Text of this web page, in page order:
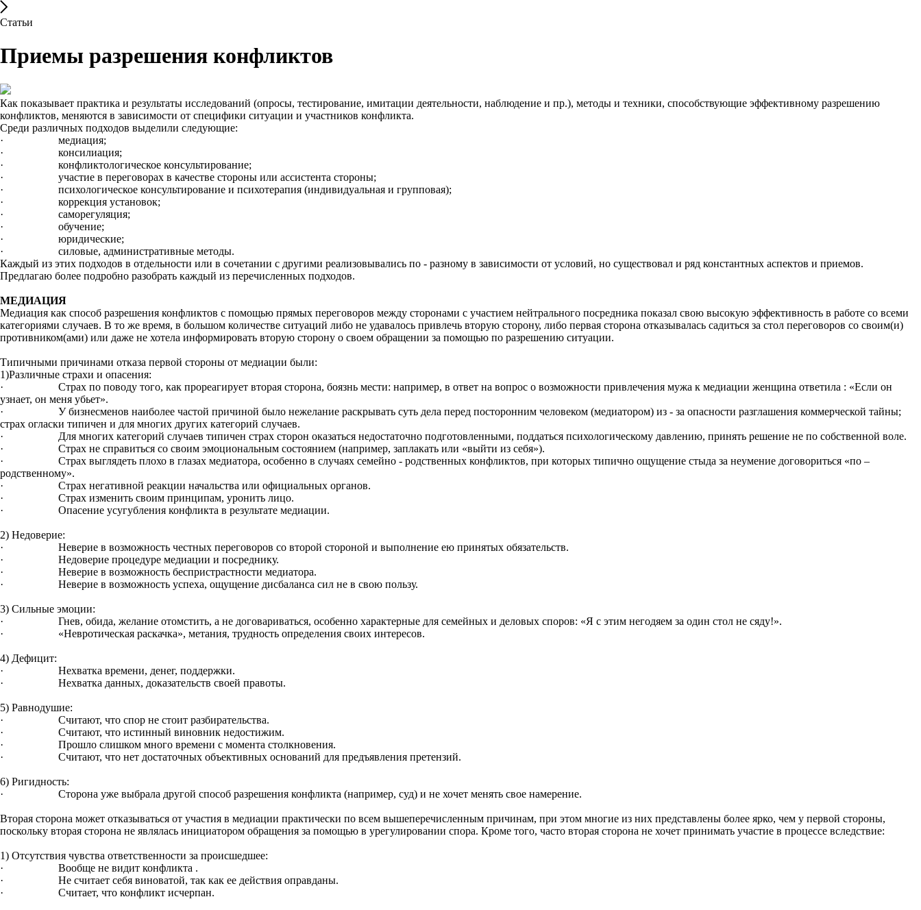
Статьи
Приемы разрешения конфликтов
Как показывает практика и результаты исследований (опросы, тестирование, имитации деятельности, наблюдение и пр.), методы и техники, способствующие эффективному разрешению
конфликтов, меняются в зависимости от специфики ситуации и участников конфликта.
Среди различных подходов выделили следующие:
· медиация;
· консилиация;
· конфликтологическое консультирование;
· участие в переговорах в качестве стороны или ассистента стороны;
· психологическое консультирование и психотерапия (индивидуальная и групповая);
· коррекция установок;
· саморегуляция;
· обучение;
· юридические;
· силовые, административные методы.
Каждый из этих подходов в отдельности или в сочетании с другими реализовывались по - разному в зависимости от условий, но существовал и ряд константных аспектов и приемов.
Предлагаю более подробно разобрать каждый из перечисленных подходов.
МЕДИАЦИЯ
Медиация как способ разрешения конфликтов с помощью прямых переговоров между сторонами с участием нейтрального посредника показал свою высокую эффективность в работе со всеми
категориями случаев. В то же время, в большом количестве ситуаций либо не удавалось привлечь вторую сторону, либо первая сторона отказывалась садиться за стол переговоров со своим(и)
противником(ами) или даже не хотела информировать вторую сторону о своем обращении за помощью по разрешению ситуации.
Типичными причинами отказа первой стороны от медиации были:
1)Различные страхи и опасения:
· Страх по поводу того, как прореагирует вторая сторона, боязнь мести: например, в ответ на вопрос о возможности привлечения мужа к медиации женщина ответила : «Если он
узнает, он меня убьет».
· У бизнесменов наиболее частой причиной было нежелание раскрывать суть дела перед посторонним человеком (медиатором) из - за опасности разглашения коммерческой тайны;
страх огласки типичен и для многих других категорий случаев.
· Для многих категорий случаев типичен страх сторон оказаться недостаточно подготовленными, поддаться психологическому давлению, принять решение не по собственной воле.
· Страх не справиться со своим эмоциональным состоянием (например, заплакать или «выйти из себя»).
· Страх выглядеть плохо в глазах медиатора, особенно в случаях семейно - родственных конфликтов, при которых типично ощущение стыда за неумение договориться «по –
родственному».
· Страх негативной реакции начальства или официальных органов.
· Страх изменить своим принципам, уронить лицо.
· Опасение усугубления конфликта в результате медиации.
2) Недоверие:
· Неверие в возможность честных переговоров со второй стороной и выполнение ею принятых обязательств.
· Недоверие процедуре медиации и посреднику.
· Неверие в возможность беспристрастности медиатора.
· Неверие в возможность успеха, ощущение дисбаланса сил не в свою пользу.
3) Сильные эмоции:
· Гнев, обида, желание отомстить, а не договариваться, особенно характерные для семейных и деловых споров: «Я с этим негодяем за один стол не сяду!».
· «Невротическая раскачка», метания, трудность определения своих интересов.
4) Дефицит:
· Нехватка времени, денег, поддержки.
· Нехватка данных, доказательств своей правоты.
5) Равнодушие:
· Считают, что спор не стоит разбирательства.
· Считают, что истинный виновник недостижим.
· Прошло слишком много времени с момента столкновения.
· Считают, что нет достаточных объективных оснований для предъявления претензий.
6) Ригидность:
· Сторона уже выбрала другой способ разрешения конфликта (например, суд) и не хочет менять свое намерение.
Вторая сторона может отказываться от участия в медиации практически по всем вышеперечисленным причинам, при этом многие из них представлены более ярко, чем у первой стороны,
поскольку вторая сторона не являлась инициатором обращения за помощью в урегулировании спора. Кроме того, часто вторая сторона не хочет принимать участие в процессе вследствие:
1) Отсутствия чувства ответственности за происшедшее:
· Вообще не видит конфликта .
· Не считает себя виноватой, так как ее действия оправданы.
· Считает, что конфликт исчерпан.